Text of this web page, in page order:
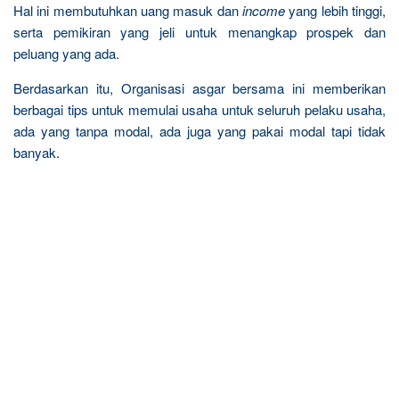
Hal ini membutuhkan uang masuk danincomeyang lebih tinggi,
serta pemikiran yang jeli untuk menangkap prospek dan
peluang yang ada.
Berdasarkan itu, Organisasi asgar bersama ini memberikan
berbagai tips untuk memulai usaha untuk seluruh pelaku usaha,
ada yang tanpa modal, ada juga yang pakai modal tapi tidak
banyak.